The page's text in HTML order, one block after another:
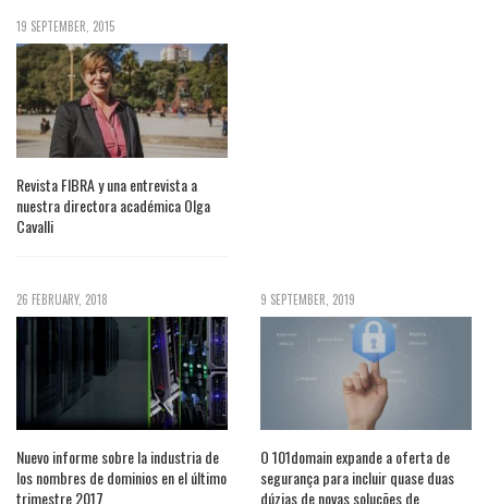
19 SEPTEMBER, 2015
Revista FIBRA y una entrevista a
nuestra directora académica Olga
Cavalli
26 FEBRUARY, 2018
Nuevo informe sobre la industria de
los nombres de dominios en el último
trimestre 2017
9 SEPTEMBER, 2019
O 101domain expande a oferta de
segurança para incluir quase duas
dúzias de novas soluções de